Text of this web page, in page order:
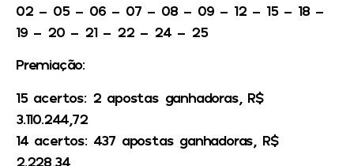
02 – 05 – 06 – 07 – 08 – 09 – 12 – 15 – 18 –
19 – 20 – 21 – 22 – 24 – 25
Premiação:
15 acertos: 2 apostas ganhadoras, R$
3.110.244,72
14 acertos: 437 apostas ganhadoras, R$
2.228,34